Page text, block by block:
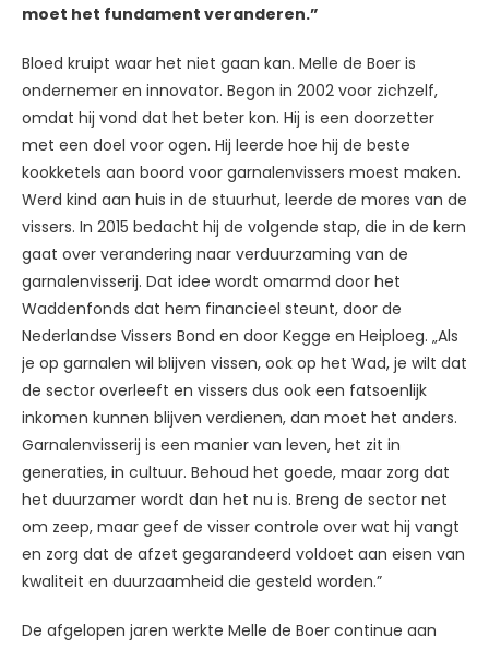
moet het fundament veranderen.”
Bloed kruipt waar het niet gaan kan. Melle de Boer is
ondernemer en innovator. Begon in 2002 voor zichzelf,
omdat hij vond dat het beter kon. Hij is een doorzetter
met een doel voor ogen. Hij leerde hoe hij de beste
kookketels aan boord voor garnalenvissers moest maken.
Werd kind aan huis in de stuurhut, leerde de mores van de
vissers. In 2015 bedacht hij de volgende stap, die in de kern
gaat over verandering naar verduurzaming van de
garnalenvisserij. Dat idee wordt omarmd door het
Waddenfonds dat hem financieel steunt, door de
Nederlandse Vissers Bond en door Kegge en Heiploeg. „Als
je op garnalen wil blijven vissen, ook op het Wad, je wilt dat
de sector overleeft en vissers dus ook een fatsoenlijk
inkomen kunnen blijven verdienen, dan moet het anders.
Garnalenvisserij is een manier van leven, het zit in
generaties, in cultuur. Behoud het goede, maar zorg dat
het duurzamer wordt dan het nu is. Breng de sector net
om zeep, maar geef de visser controle over wat hij vangt
en zorg dat de afzet gegarandeerd voldoet aan eisen van
kwaliteit en duurzaamheid die gesteld worden.”
De afgelopen jaren werkte Melle de Boer continue aan